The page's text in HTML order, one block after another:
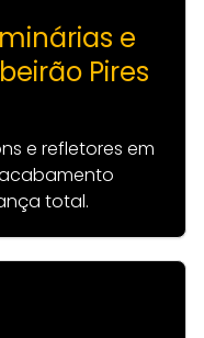
e
Pires
e refletores em
total.